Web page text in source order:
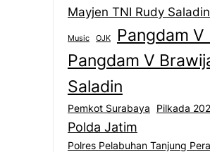
Mayjen TNI Rudy Saladin
Music OJK Pangdam
Pangdam V
Saladin
Pemkot Surabaya Pilkada
Polda Jatim
Polres Pelabuhan Tanjung